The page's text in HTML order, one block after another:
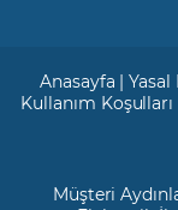
Anasayfa |
Kullanım Koşulları
Müşteri